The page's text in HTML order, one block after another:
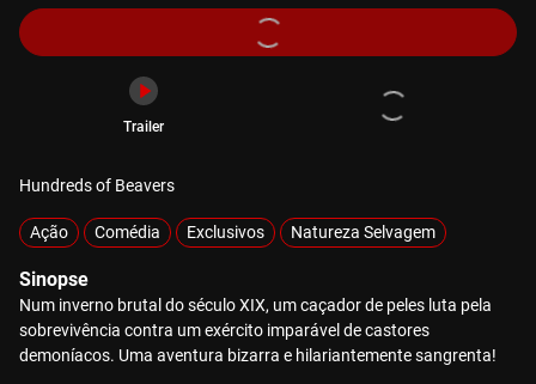
Trailer
Hundreds of Beavers
Ação Comédia Exclusivos Natureza Selvagem
Sinopse
Num inverno brutal do século XIX, um caçador de peles luta pela
sobrevivência contra um exército imparável de castores
demoníacos. Uma aventura bizarra e hilariantemente sangrenta!